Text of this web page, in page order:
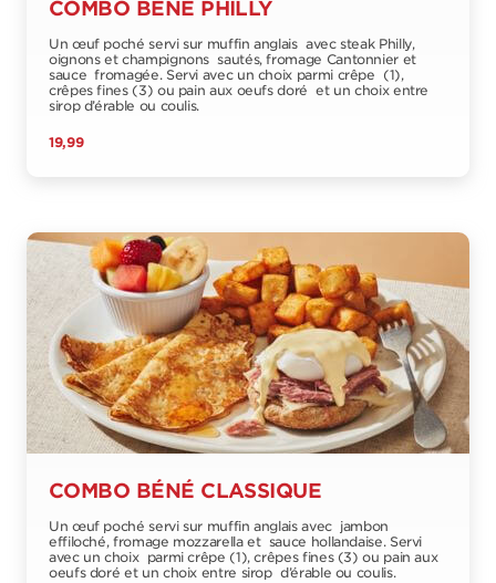
COMBO BÉNÉ PHILLY
Un œuf poché servi sur muffin anglais avec steak Philly,
oignons et champignons sautés, fromage Cantonnier et
sauce fromagée. Servi avec un choix parmi crêpe (1),
crêpes fines (3) ou pain aux oeufs doré et un choix entre
sirop d’érable ou coulis.
19,99
COMBO BÉNÉ CLASSIQUE
Un œuf poché servi sur muffin anglais avec jambon
effiloché, fromage mozzarella et sauce hollandaise. Servi
avec un choix parmi crêpe (1), crêpes fines (3) ou pain aux
oeufs doré et un choix entre sirop d’érable ou coulis.